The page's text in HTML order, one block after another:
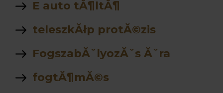
E auto tĂ¶ltĂ¶
teleszkĂłp protĂ©zis
FogszabĂˇlyozĂˇs Ăˇra
fogtĂ¶mĂ©s